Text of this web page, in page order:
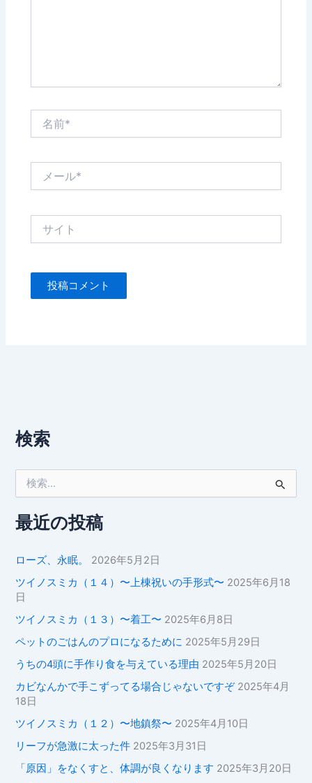
検索
象
:最近の投稿
ローズ、永眠。
2026年5月2日
ツイノスミカ（１４）〜上棟祝いの手形式〜 2025年6月18
日
ツイノスミカ（１３）〜着工〜 2025年6月8日
ペットのごはんのプロになるために 2025年5月29日
うちの4頭に手作り食を与えている理由 2025年5月20日
カビなんかで手こずってる場合じゃないですぞ 2025年4月
18日
ツイノスミカ（１２）〜地鎮祭〜 2025年4月10日
リーフが急激に太った件 2025年3月31日
「原因」をなくすと、体調が良くなります 2025年3月20日